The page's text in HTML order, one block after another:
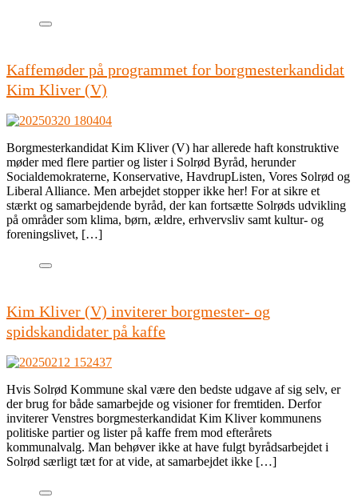
Kaffemøder på programmet for borgmesterkandidat
Kim Kliver (V)
Borgmesterkandidat Kim Kliver (V) har allerede haft konstruktive
møder med flere partier og lister i Solrød Byråd, herunder
Socialdemokraterne, Konservative, HavdrupListen, Vores Solrød og
Liberal Alliance. Men arbejdet stopper ikke her! For at sikre et
stærkt og samarbejdende byråd, der kan fortsætte Solrøds udvikling
på områder som klima, børn, ældre, erhvervsliv samt kultur- og
foreningslivet, […]
Kim Kliver (V) inviterer borgmester- og
spidskandidater på kaffe
Hvis Solrød Kommune skal være den bedste udgave af sig selv, er
der brug for både samarbejde og visioner for fremtiden. Derfor
inviterer Venstres borgmesterkandidat Kim Kliver kommunens
politiske partier og lister på kaffe frem mod efterårets
kommunalvalg. Man behøver ikke at have fulgt byrådsarbejdet i
Solrød særligt tæt for at vide, at samarbejdet ikke […]